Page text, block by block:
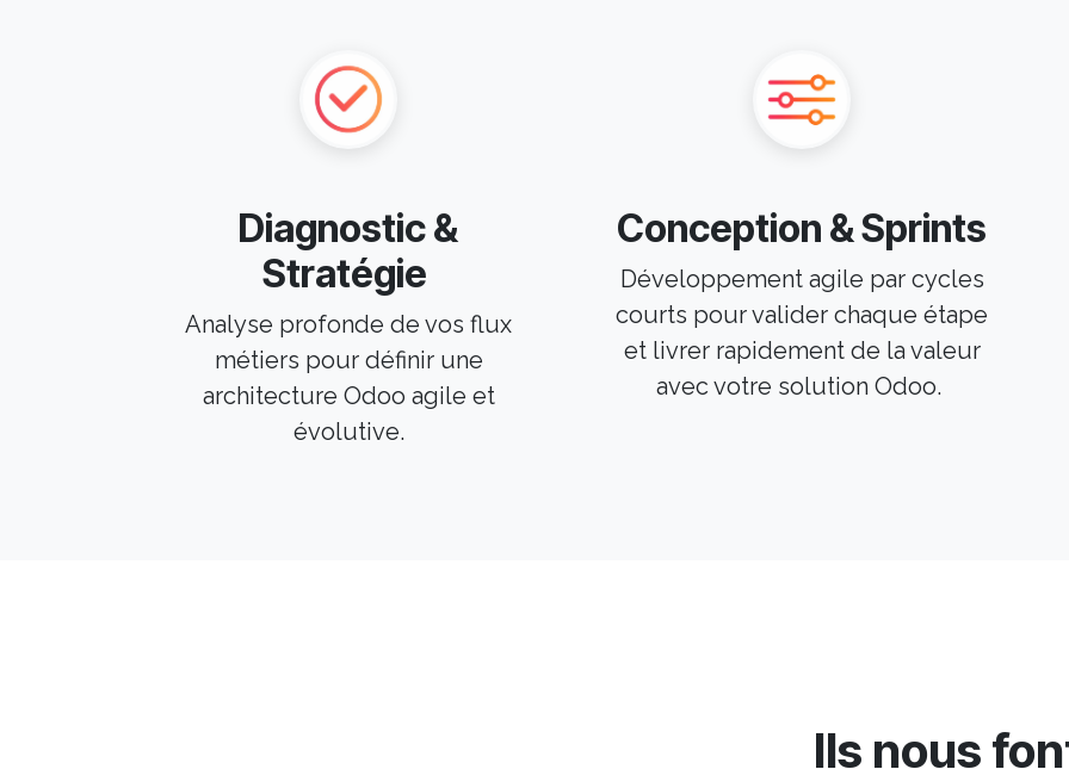
Diagnostic &
Stratégie
Analyse profonde de vos flux
métiers pour définir une
architecture Odoo agile et
évolutive.
Conception & Sprints
Développement agile par cycles
courts pour valider chaque étape
et livrer rapidement de la valeur
avec votre solution Odoo.
Ils nous